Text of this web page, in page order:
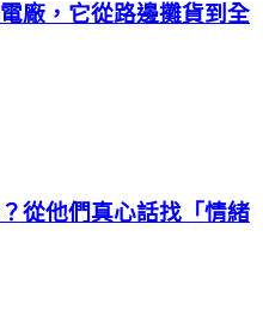
廠，它從路邊攤貨到全
從他們真心話找「情緒